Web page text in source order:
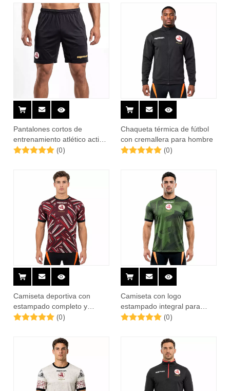
Pantalones cortos de
entrenamiento atlético activo
para hombre (0)
Chaqueta térmica de fútbol
con cremallera para hombre
(0)
Camiseta deportiva con
estampado completo y
bloques de color para
(0)
Camiseta con logo
estampado integral para
hombre
(0)